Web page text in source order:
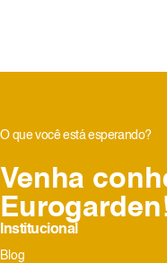
O que você está esperando?
Venha
Institucional
Blog